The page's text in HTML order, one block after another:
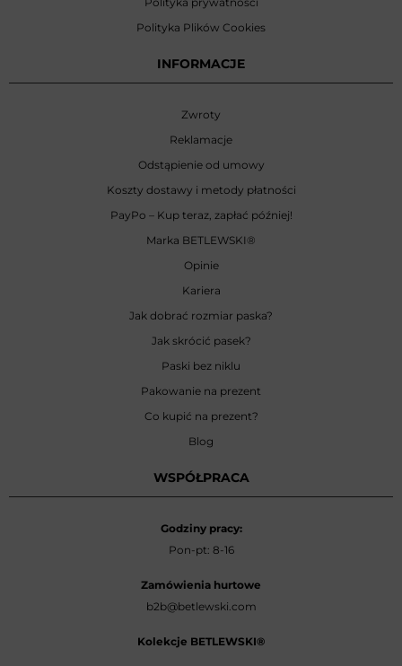
Polityka Plików Cookies
INFORMACJE
Zwroty
Reklamacje
Odstąpienie od umowy
Koszty dostawy i metody płatności
PayPo – Kup teraz, zapłać później!
Marka BETLEWSKI®
Opinie
Kariera
Jak dobrać rozmiar paska?
Jak skrócić pasek?
Paski bez niklu
Pakowanie na prezent
Co kupić na prezent?
Blog
WSPÓŁPRACA
Godziny pracy:
Pon-pt: 8-16
Zamówienia hurtowe
b2b@betlewski.com
Kolekcje BETLEWSKI®